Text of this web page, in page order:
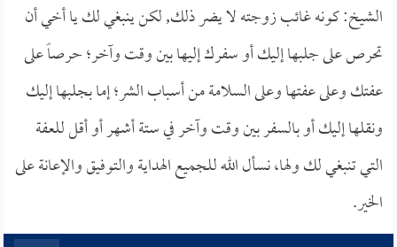
الشيخ: كونه غائب زوجته لا يضر ذلك, لكن ينبغي لك يا أخي أن
تحرص على جلبها إليك أو سفرك إليها بين وقت وآخر؛ حرصاً على
عفتك وعلى عفتها وعلى السلامة من أسباب الشر؛ إما بجلبها إليك
ونقلها إليك أو بالسفر بين وقت وآخر في ستة أشهر أو أقل للعفة
التي تنبغي لك ولها، نسأل الله للجميع الهداية والتوفيق والإعانة على
الخير.